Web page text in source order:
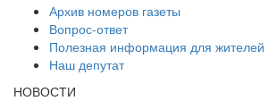
Архив номеров газеты
Вопрос-ответ
Полезная информация для жителей
Наш депутат
НОВОСТИ